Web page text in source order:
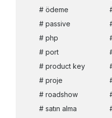
ödeme
passive
php
port
product key
proje
roadshow
satın alma